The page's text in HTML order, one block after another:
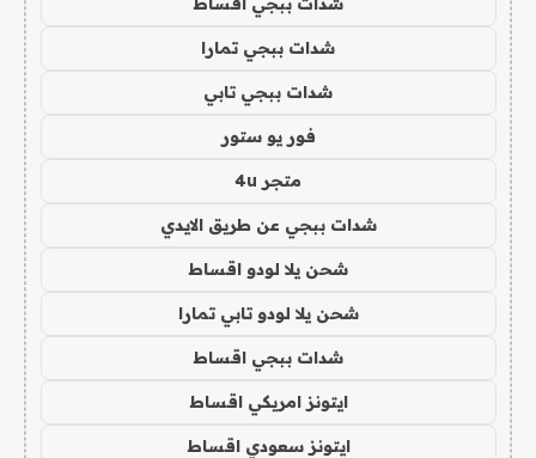
شدات ببجي تمارا
شدات ببجي تابي
فور يو ستور
متجر 4u
شدات ببجي عن طريق الايدي
شحن يلا لودو اقساط
شحن يلا لودو تابي تمارا
شدات ببجي اقساط
ايتونز امريكي اقساط
ايتونز سعودي اقساط